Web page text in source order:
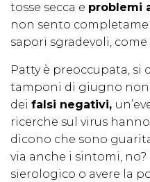
tosse secca e problemi
non sento
sapori sgradevoli,
Patty è preoccupata, si
tamponi di giugno non
dei falsi negativi,
ricerche sul virus
dicono che sono
via anche i sintomi, no?
sierologico o avere la